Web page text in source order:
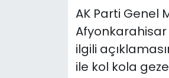
AK Parti Genel
Afyonkarahisar
ilgili
ile kol kola